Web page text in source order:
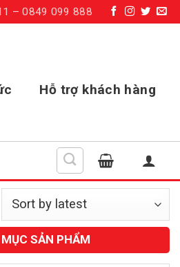
– 0849 099 888
Hỗ trợ khách hàng
SẢN PHẨM